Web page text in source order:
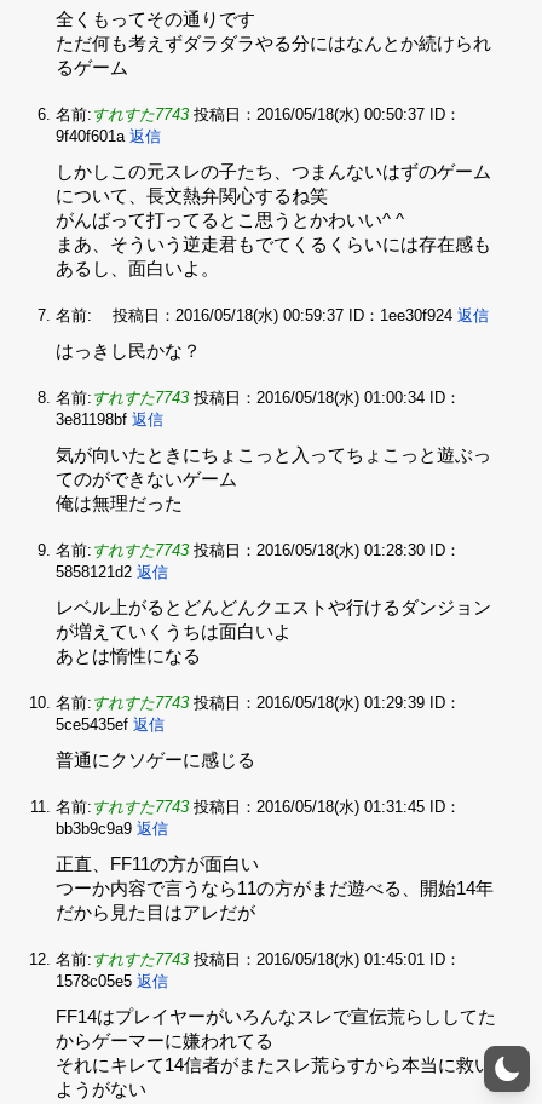
全くもってその通りです‌
ただ何も考えずダラダラやる分にはなんとか続けられ
るゲーム
名前: すれすた7743 投稿日：2016/05/18(水) 00:50:37
ID：
9f40f601a 返信
しかしこの元スレの子たち、つまんないはずのゲーム
について、長文熱弁関心するね笑
がんばって打ってるとこ思うとかわいい^ ^
まあ、そういう逆走君もでてくるくらいには存在感も
あるし、面白いよ。
名前: 投稿日：2016/05/18(水) 00:59:37 ID：1ee30f924 返信
はっきし民かな？
名前: すれすた7743 投稿日：2016/05/18(水) 01:00:34
ID：
3e81198bf 返信
気が向いたときにちょこっと入ってちょこっと遊ぶっ
てのができないゲーム‌
俺は無理だった
名前: すれすた7743 投稿日：2016/05/18(水) 01:28:30
ID：
5858121d2 返信
レベル上がるとどんどんクエストや行けるダンジョン
が増えていくうちは面白いよ‌
あとは惰性になる
名前: すれすた7743 投稿日：2016/05/18(水) 01:29:39
ID：
5ce5435ef 返信
普通にクソゲーに感じる
名前: すれすた7743 投稿日：2016/05/18(水) 01:31:45
ID：
bb3b9c9a9 返信
正直、FF11の方が面白い‌
つーか内容で言うなら11の方がまだ遊べる、開始14年
だから見た目はアレだが
名前: すれすた7743 投稿日：2016/05/18(水) 01:45:01
ID：
1578c05e5 返信
FF14はプレイヤーがいろんなスレで宣伝荒らししてた
からゲーマーに嫌われてる‌
それにキレて14信者がまたスレ荒らすから本当に救い
ようがない